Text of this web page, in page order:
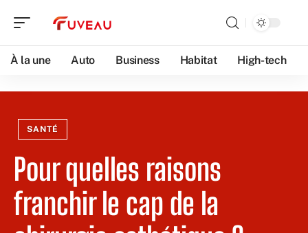
À la une Auto Business Habitat High-tech
SANTÉ
Pour quelles raisons
franchir le cap de la